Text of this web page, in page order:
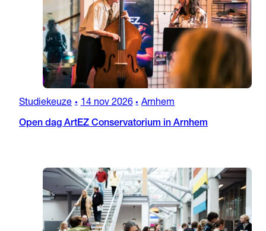
Studiekeuze • 14 nov 2026 • Arnhem
Open dag ArtEZ Conservatorium in Arnhem